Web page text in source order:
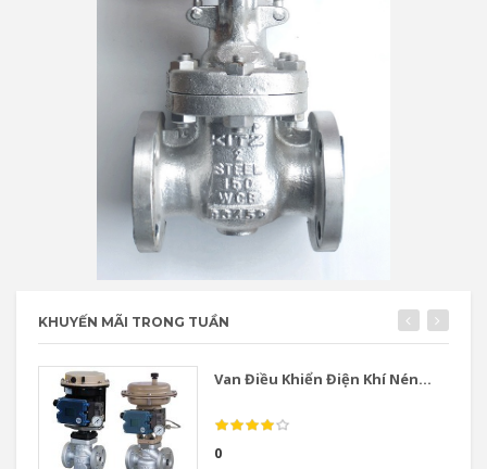
KHUYẾN MÃI TRONG TUẦN
Van Điều Khiển Điện Khí Nén...
0